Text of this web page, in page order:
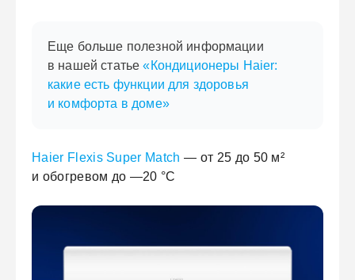
Еще больше полезной информации
в нашей статье«Кондиционеры Haier:
какие есть функции для здоровья
и комфорта в доме»
Haier Flexis Super Match — от 25 до 50 м²
и обогревом до —20 °С